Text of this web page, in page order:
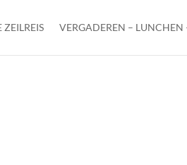
ZEILREIS VERGADEREN – LUNCHEN